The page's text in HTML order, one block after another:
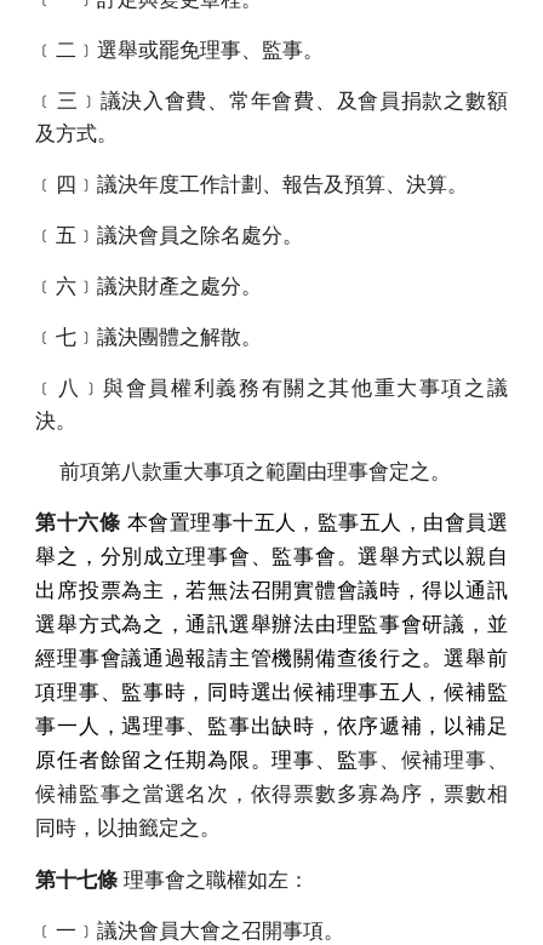
﹝二﹞選舉或罷免理事、監事。
﹝三﹞議決入會費、常年會費、及會員捐款之數額
及方式。
﹝四﹞議決年度工作計劃、報告及預算、決算。
﹝五﹞議決會員之除名處分。
﹝六﹞議決財產之處分。
﹝七﹞議決團體之解散。
﹝八﹞與會員權利義務有關之其他重大事項之議
決。
前項第八款重大事項之範圍由理事會定之。
第十六條 本會置理事十五人，監事五人，由會員選
舉之，分別成立理事會、監事會。選舉方式以親自
出席投票為主，若無法召開實體會議時，得以通訊
選舉方式為之，通訊選舉辦法由理監事會研議，並
經理事會議通過報請主管機關備查後行之。選舉前
項理事、監事時，同時選出候補理事五人，候補監
事一人，遇理事、監事出缺時，依序遞補，以補足
原任者餘留之任期為限。理事、監事、候補理事、
候補監事之當選名次，依得票數多寡為序，票數相
同時，以抽籤定之。
第十七條 理事會之職權如左：
﹝一﹞議決會員大會之召開事項。